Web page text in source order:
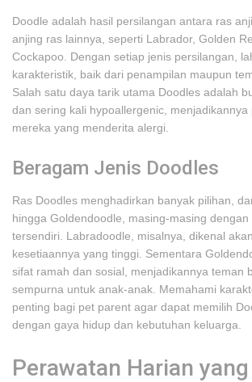
Doodle adalah hasil persilangan antara ras
anjing ras lainnya, seperti Labrador, Golden
Cockapoo. Dengan setiap jenis persilangan,
karakteristik, baik dari penampilan maupun
Salah satu daya tarik utama Doodles adalah
dan sering kali hypoallergenic, menjadikannya
mereka yang menderita alergi.
Beragam Jenis Doodles
Ras Doodles menghadirkan banyak pilihan,
hingga Goldendoodle, masing-masing dengan
tersendiri. Labradoodle, misalnya, dikenal
kesetiaannya yang tinggi. Sementara
sifat ramah dan sosial, menjadikannya teman
sempurna untuk anak-anak. Memahami
penting bagi pet parent agar dapat memilih
dengan gaya hidup dan kebutuhan keluarga.
Perawatan Harian yang